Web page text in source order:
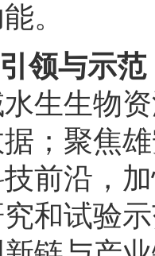
。
领与示
生生物
；聚焦
前沿，
和试验